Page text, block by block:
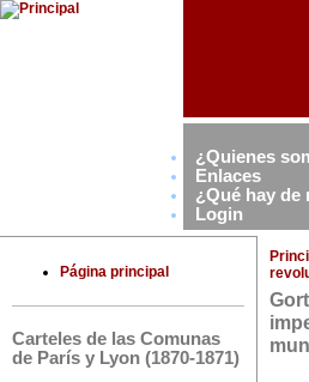
¿Quienes
Enlaces
¿Qué hay de
Login
Página principal
Carteles de las Comunas
de París y Lyon (1870-1871)